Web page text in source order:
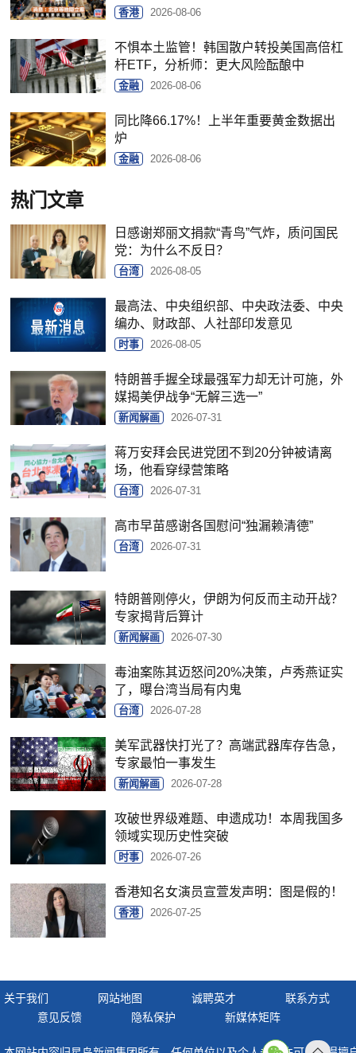
香港 2026-08-06
不惧本土监管！韩国散户转投美国高倍杠
杆ETF，分析师：更大风险酝酿中
金融 2026-08-06
同比降66.17%！上半年重要黄金数据出
炉
金融 2026-08-06
热门文章
日感谢郑丽文捐款“青鸟”气炸，质问国民
党：为什么不反日？
台湾 2026-08-05
最高法、中央组织部、中央政法委、中央
编办、财政部、人社部印发意见
时事 2026-08-05
特朗普手握全球最强军力却无计可施，外
媒揭美伊战争“无解三选一”
新闻解画 2026-07-31
蒋万安拜会民进党团不到20分钟被请离
场，他看穿绿营策略
台湾 2026-07-31
高市早苗感谢各国慰问“独漏赖清德”
台湾 2026-07-31
特朗普刚停火，伊朗为何反而主动开战？
专家揭背后算计
新闻解画 2026-07-30
毒油案陈其迈怒问20%决策，卢秀燕证实
了，曝台湾当局有内鬼
台湾 2026-07-28
美军武器快打光了？高端武器库存告急，
专家最怕一事发生
新闻解画 2026-07-28
攻破世界级难题、申遗成功！本周我国多
领域实现历史性突破
时事 2026-07-26
香港知名女演员宣萱发声明：图是假的！
香港 2026-07-25
关于我们 网站地图 诚聘英才
联系方式
意见反馈
隐私保护 新媒体矩阵